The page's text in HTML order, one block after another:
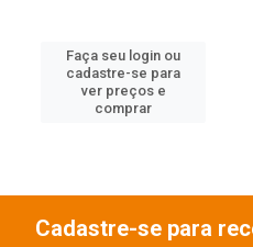
Faça seu login ou
cadastre-se para
ver preços e
comprar
Cadastre-se para